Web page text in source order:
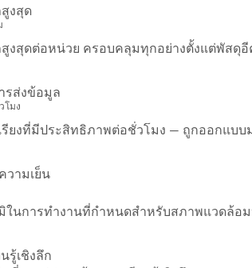
งสุด
งสุดต่อหน่วย ครอบคลุมทุกอย่างตั้งแต่พัสดุ
รส่งข้อมูล
โมง
รียงที่มีประสิทธิภาพต่อชั่วโมง — ถูกออกแบ
วามเย็น
นการทำงานที่กำหนดสำหรับสภาพแวดล้อม
รู้เชิงลึก